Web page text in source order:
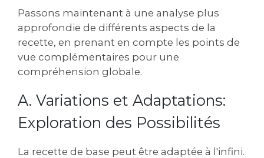
Passons maintenant à une analyse plus
approfondie de différents aspects de la
recette, en prenant en compte les points de
vue complémentaires pour une
compréhension globale.
A. Variations et Adaptations:
Exploration des Possibilités
La recette de base peut être adaptée à l'infini.